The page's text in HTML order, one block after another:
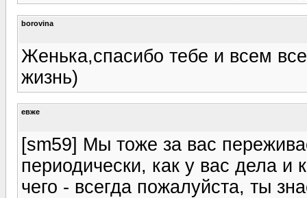
borovina
Женька,спасибо тебе и всем
жизнь)
евже
[sm59] Мы тоже за вас
периодически, как у вас дела и
чего - всегда пожалуйста, ты